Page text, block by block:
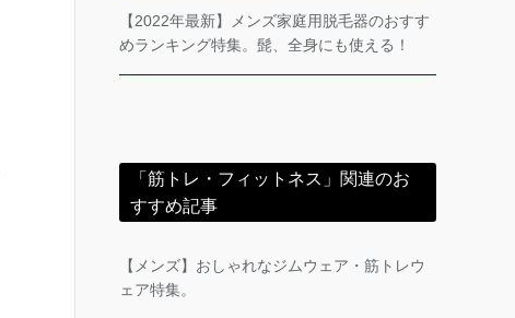
【2022年最新】メンズ家庭用脱毛器のおすす
めランキング特集。髭、全身にも使える！
「筋トレ・フィットネス」関連のお
すすめ記事
【メンズ】おしゃれなジムウェア・筋トレウ
ェア特集。